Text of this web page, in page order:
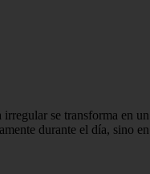
se transforma en
durante el día, sino